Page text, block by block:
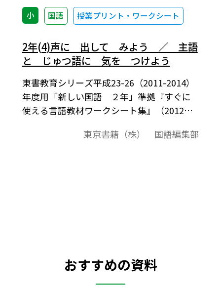
小 国語 授業プリント・ワークシート
2年(4)声に 出して みよう ／ 主語
と じゅつ語に 気を つけよう
東書教育シリーズ平成23-26（2011-2014）
年度用「新しい国語 ２年」準拠『すぐに
使える言語教材ワークシート集』（2012年
加えて，補充問題としてご活用いただけま
東京書籍（株） 国語編集部
おすすめの資料